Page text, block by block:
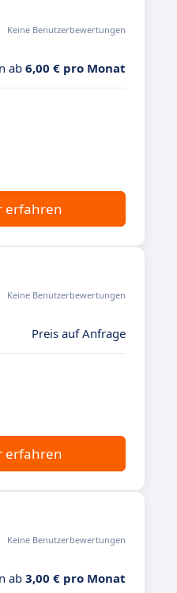
Keine Benutzerbewertungen
ab6,00 € pro Monat
erfahren
Keine Benutzerbewertungen
Preis auf Anfrage
erfahren
Keine Benutzerbewertungen
ab3,00 € pro Monat